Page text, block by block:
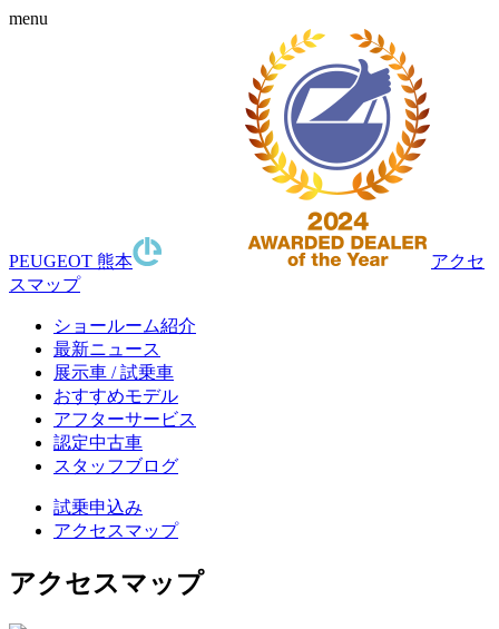
menu
PEUGEOT 熊本
アクセ
スマップ
ショールーム紹介
最新ニュース
展示車 / 試乗車
おすすめモデル
アフターサービス
認定中古車
スタッフブログ
試乗申込み
アクセスマップ
アクセスマップ